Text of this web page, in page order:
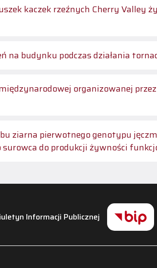
kaczek rzeźnych Cherry Valley
na budynku podczas działania
organizowanej
ziarna pierwotnego genotypu
do produkcji żywności
Informacji Publicznej